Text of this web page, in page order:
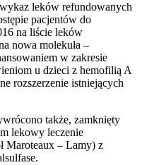
leków refundowanych
pacjentów do
na liście leków
nowa molekuła –
w zakresie
u dzieci z hemofilią A
rozszerzenie istniejących
także, zamknięty
lekowy leczenie
Maroteaux – Lamy) z